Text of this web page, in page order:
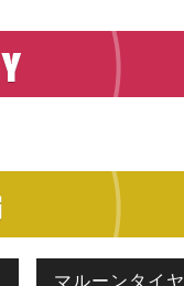
マルーンタイヤ